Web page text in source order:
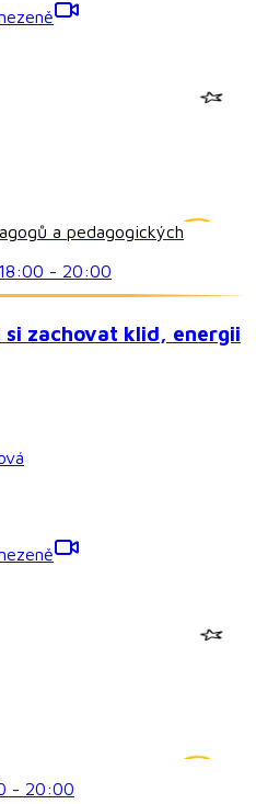
a pedagogických
18:00 - 20:00
zachovat klid, energii
- 20:00